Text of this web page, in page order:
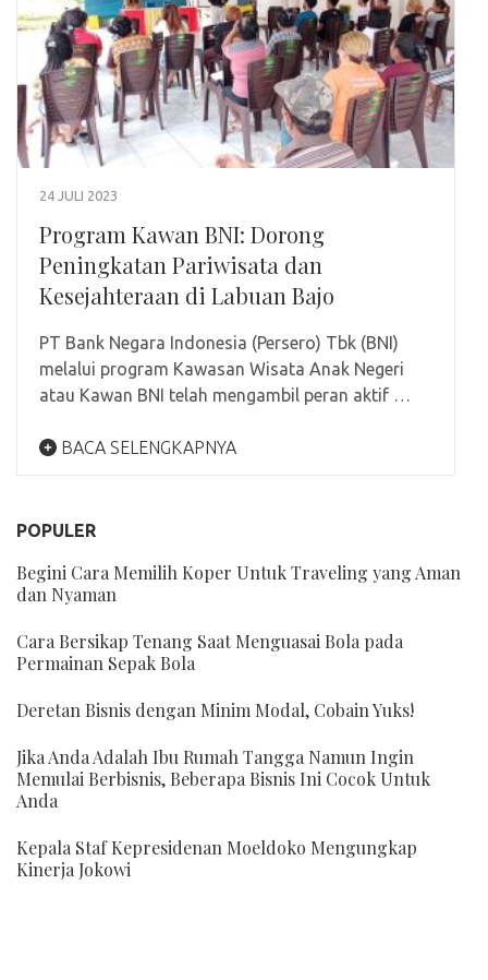
24 JULI 2023
Program Kawan BNI: Dorong
Peningkatan Pariwisata dan
Kesejahteraan di Labuan Bajo
PT Bank Negara Indonesia (Persero) Tbk (BNI)
melalui program Kawasan Wisata Anak Negeri
atau Kawan BNI telah mengambil peran aktif …
BACA SELENGKAPNYA
POPULER
Begini Cara Memilih Koper Untuk Traveling yang Aman
dan Nyaman
Cara Bersikap Tenang Saat Menguasai Bola pada
Permainan Sepak Bola
Deretan Bisnis dengan Minim Modal, Cobain Yuks!
Jika Anda Adalah Ibu Rumah Tangga Namun Ingin
Memulai Berbisnis, Beberapa Bisnis Ini Cocok Untuk
Anda
Kepala Staf Kepresidenan Moeldoko Mengungkap
Kinerja Jokowi